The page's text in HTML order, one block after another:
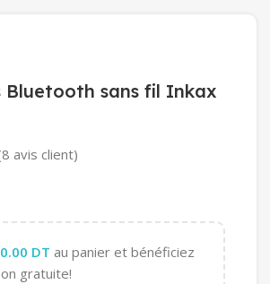
Bluetooth sans fil Inkax
8 avis client)
DT au panier et bénéficiez
gratuite!